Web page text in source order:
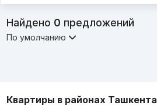
Найдено 0 предложений
По умолчанию
Квартиры в районах Ташкента